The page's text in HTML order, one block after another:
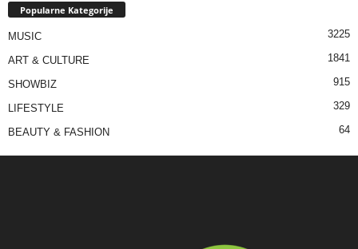
Popularne Kategorije
MUSIC 3225
ART & CULTURE 1841
SHOWBIZ 915
LIFESTYLE 329
BEAUTY & FASHION 64